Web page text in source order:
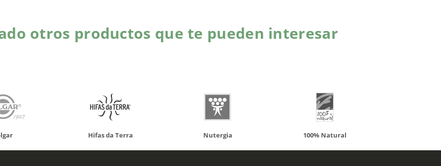
otros productos que te pueden interesar
Terra Nutergia 100% Natural Solaray